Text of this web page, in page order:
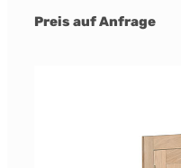
Preis auf Anfrage